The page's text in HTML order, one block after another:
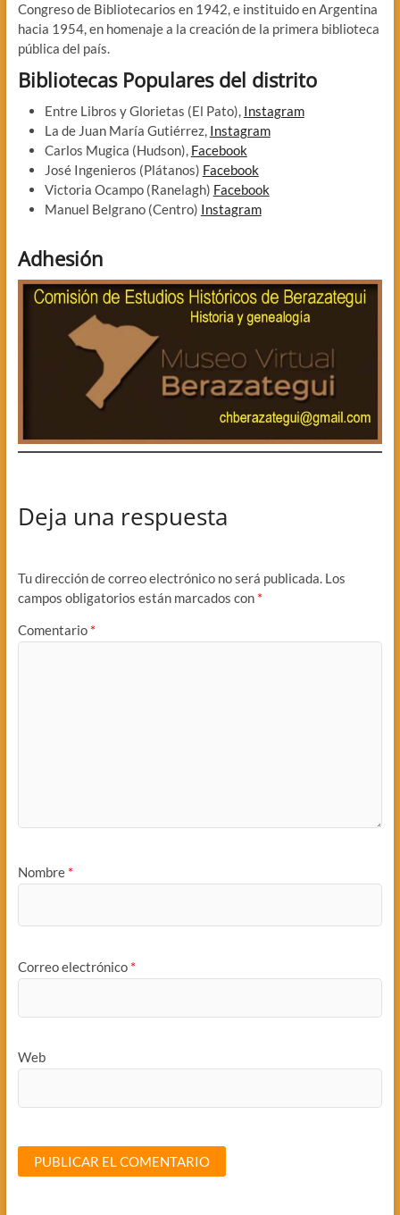
Congreso de Bibliotecarios en 1942, e instituido en Argentina
hacia 1954, en homenaje a la creación de la primera biblioteca
pública del país.
Bibliotecas Populares del distrito
Entre Libros y Glorietas (El Pato), Instagram
La de Juan María Gutiérrez, Instagram
Carlos Mugica (Hudson), Facebook
José Ingenieros (Plátanos) Facebook
Victoria Ocampo (Ranelagh) Facebook
Manuel Belgrano (Centro) Instagram
Adhesión
Deja una respuesta
Tu dirección de correo electrónico no será publicada. Los
campos obligatorios están marcados con *
Comentario *
Nombre *
Correo electrónico *
Web